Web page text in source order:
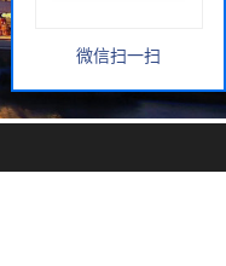
微信扫一扫